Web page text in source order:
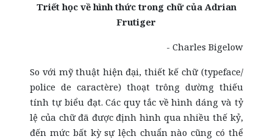
Triết học về hình thức trong chữ của Adrian
Frutiger
- Charles Bigelow
So với mỹ thuật hiện đại, thiết kế chữ (typeface/
police de caractère) thoạt trông dường thiếu
tính tự biểu đạt. Các quy tắc về hình dáng và tỷ
lệ của chữ đã được định hình qua nhiều thế kỷ,
đến mức bất kỳ sự lệch chuẩn nào cũng có thể